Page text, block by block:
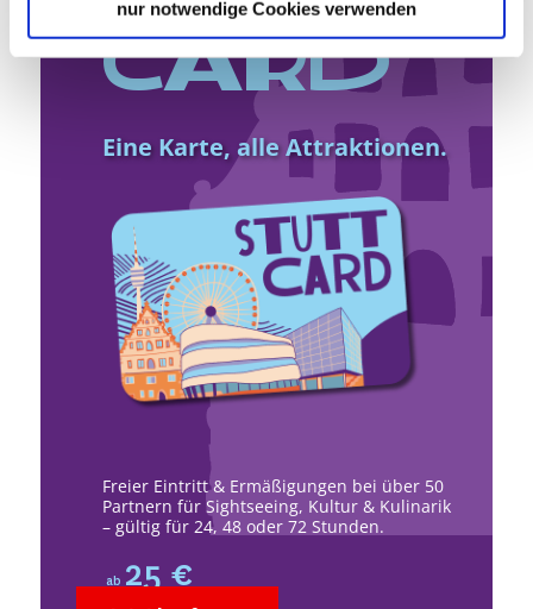
nur notwendige Cookies verwenden
Card
Eine Karte, alle Attraktionen.
Freier Eintritt & Ermäßigungen bei über 50
Partnern für Sightseeing, Kultur & Kulinarik
– gültig für 24, 48 oder 72 Stunden.
ab 25 €